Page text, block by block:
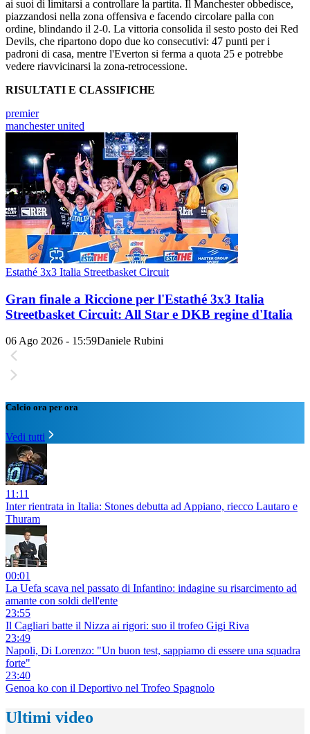
ai suoi di limitarsi a controllare la partita. Il Manchester obbedisce,
piazzandosi nella zona offensiva e facendo circolare palla con
ordine, blindando il 2-0. La vittoria consolida il sesto posto dei Red
Devils, che ripartono dopo due ko consecutivi: 47 punti per i
padroni di casa, mentre l'Everton si ferma a quota 25 e potrebbe
vedere riavvicinarsi la zona-retrocessione.
RISULTATI E CLASSIFICHE
premier
manchester united
Estathé 3x3 Italia Streetbasket Circuit
Gran finale a Riccione per l'Estathé 3x3 Italia
Streetbasket Circuit: All Star e DKB regine d'Italia
06 Ago 2026 - 15:59Daniele Rubini
Calcio ora per ora
Vedi tutti
11:11
Inter rientrata in Italia: Stones debutta ad Appiano, riecco Lautaro e
Thuram
00:01
La Uefa scava nel passato di Infantino: indagine su risarcimento ad
amante con soldi dell'ente
23:55
Il Cagliari batte il Nizza ai rigori: suo il trofeo Gigi Riva
23:49
Napoli, Di Lorenzo: "Un buon test, sappiamo di essere una squadra
forte"
23:40
Genoa ko con il Deportivo nel Trofeo Spagnolo
Ultimi video